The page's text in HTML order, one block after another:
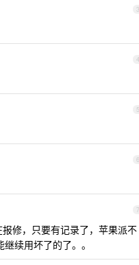
3
4
5
6
7
修，只要有记录了，苹果派不
续用坏了的了。。